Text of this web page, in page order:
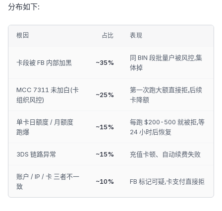
分布如下:
根因 占比 表现
卡段被 FB 内部加黑 ~35%
同 BIN 段批量户被风控,集
体掉
MCC 7311 未加白(卡
组织风控)
~25%
第一次跑大额直接拒,后续
卡降额
单卡日额度 / 月额度
跑爆
~15%
每跑 $200-500 就被拒,等
24 小时后恢复
3DS 链路异常 ~15% 充值卡顿、自动续费失败
账户 / IP / 卡 三者不一
致
~10% FB 标记可疑,卡支付直接拒